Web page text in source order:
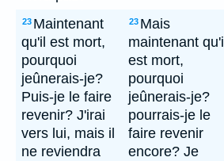
23 Maintenant
qu'il est mort,
pourquoi
jeûnerais-je?
Puis-je le faire
revenir? J'irai
vers lui, mais il
ne reviendra
23 Mais
maintenant qu'il
est mort,
pourquoi
jeûnerais-je?
pourrais-je le
faire revenir
encore? Je